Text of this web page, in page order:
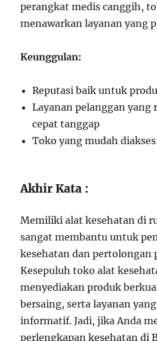
perangkat medis canggih,
menawarkan layanan yang
Keunggulan:
Reputasi baik untuk
Layanan pelanggan yang
cepat tanggap
Toko yang mudah diakses
Akhir Kata :
Memiliki alat kesehatan di
sangat membantu untuk
kesehatan dan pertolongan
Kesepuluh toko alat
menyediakan produk
bersaing, serta layanan
informatif. Jadi, jika Anda
perlengkapan kesehatan di